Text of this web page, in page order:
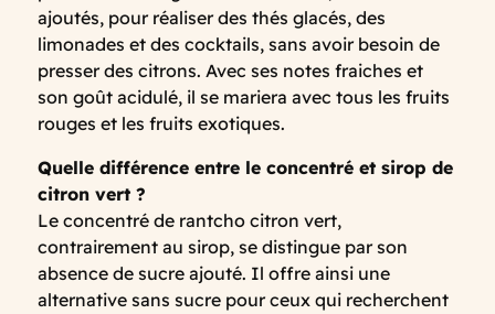
ajoutés, pour réaliser des thés glacés, des
limonades et des cocktails, sans avoir besoin de
presser des citrons. Avec ses notes fraiches et
son goût acidulé, il se mariera avec tous les fruits
rouges et les fruits exotiques.
Quelle différence entre le concentré et sirop de
citron vert ?
Le concentré de rantcho citron vert,
contrairement au sirop, se distingue par son
absence de sucre ajouté. Il offre ainsi une
alternative sans sucre pour ceux qui recherchent